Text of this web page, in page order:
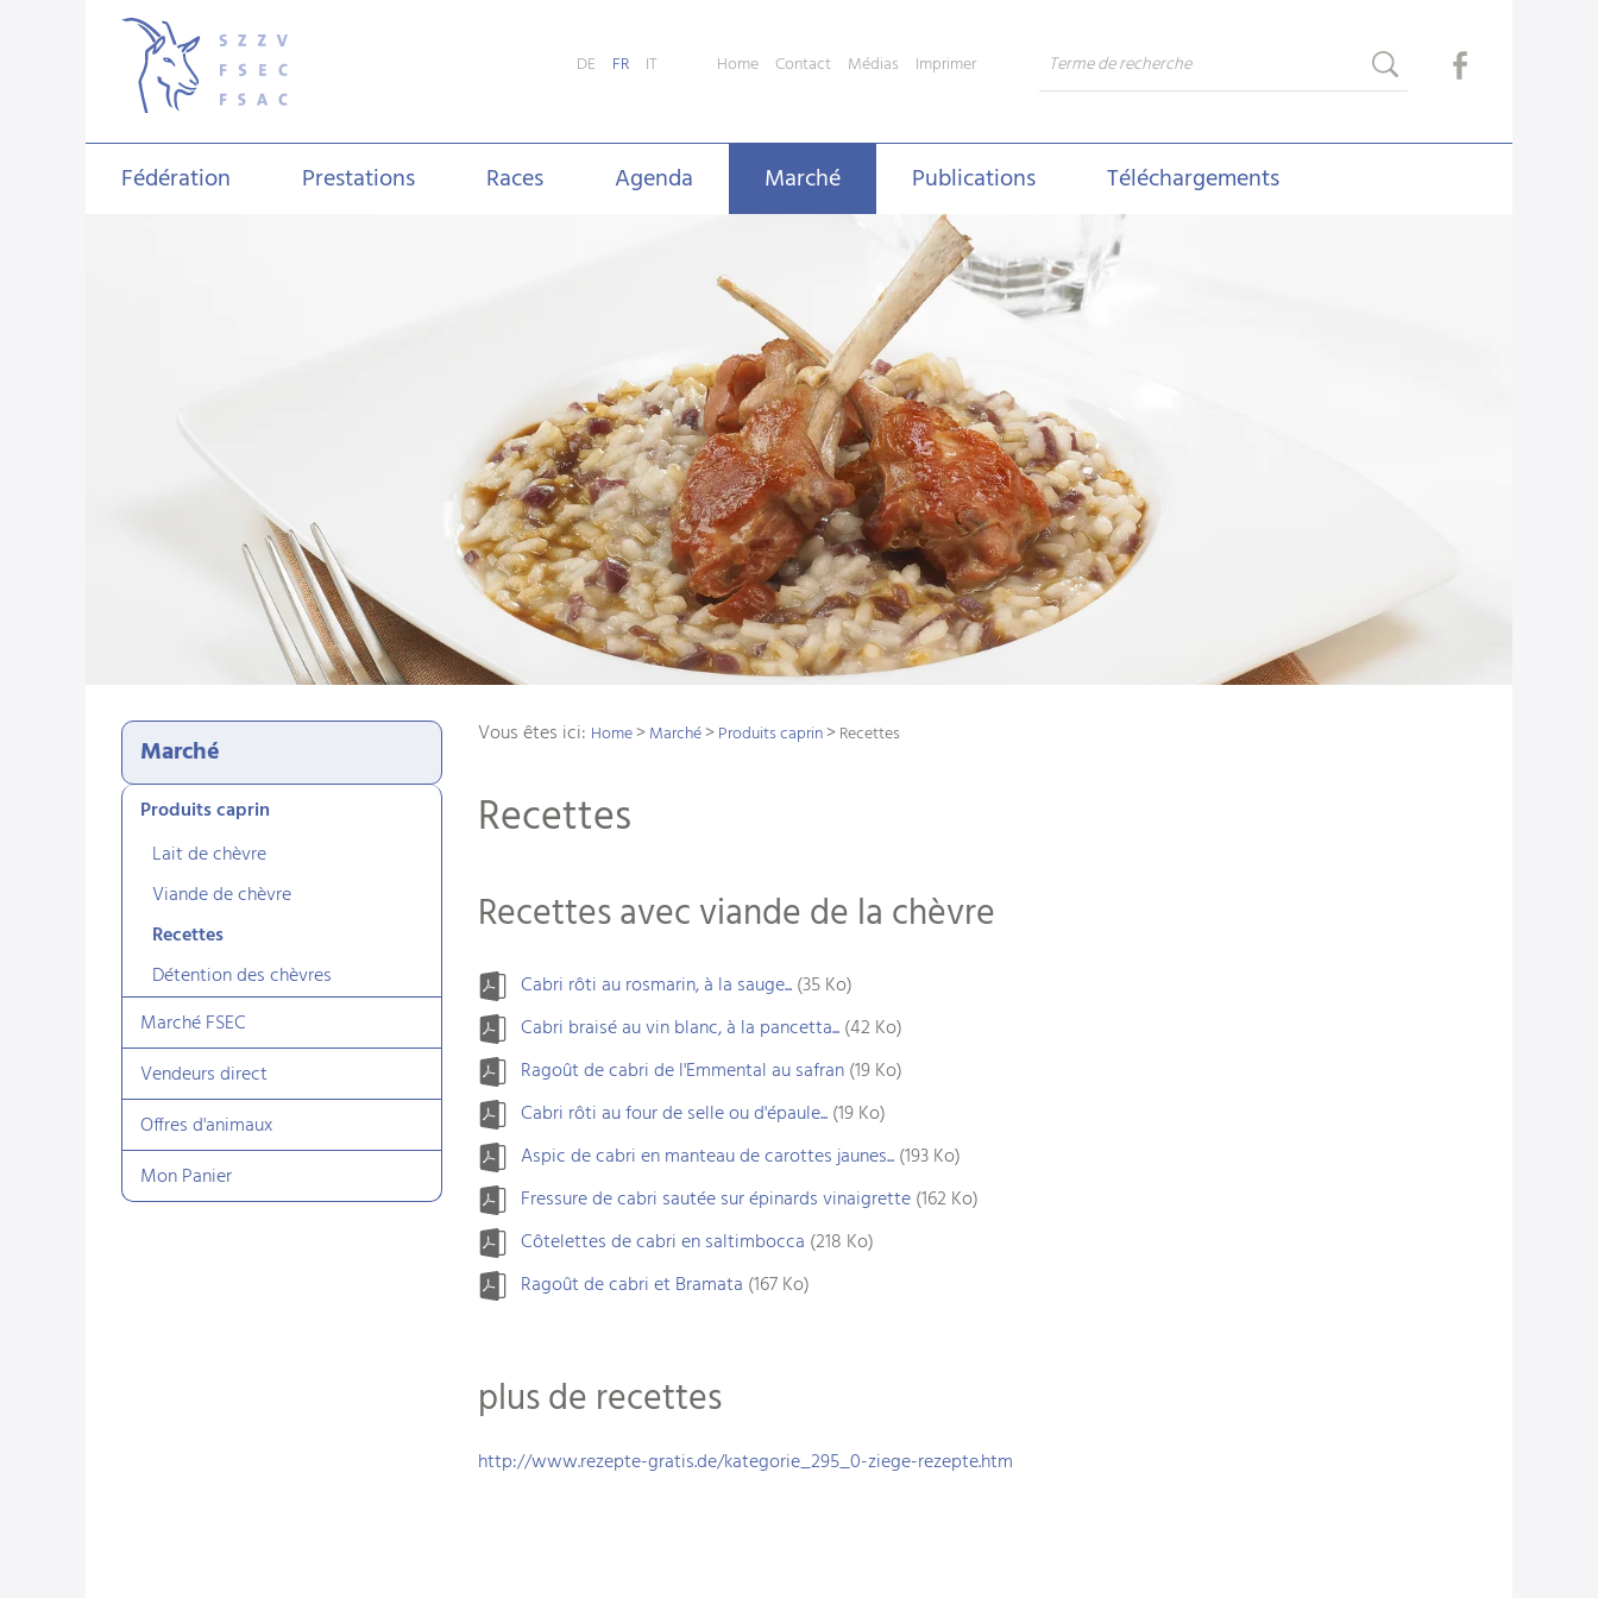
DE FR IT Home Contact Médias Imprimer
Fédération Prestations Races Agenda Marché Publications Téléchargements
Marché
Produits caprin
Lait de chèvre
Viande de chèvre
Recettes
Détention des chèvres
Marché FSEC
Vendeurs direct
Offres d'animaux
Mon Panier
Vous êtes ici: Home>Marché>Produits caprin>Recettes
Recettes
Recettes avec viande de la chèvre
Cabri rôti au rosmarin, à la sauge...(35 Ko)
Cabri braisé au vin blanc, à la pancetta...(42 Ko)
Ragoût de cabri de l'Emmental au safran(19 Ko)
Cabri rôti au four de selle ou d'épaule...(19 Ko)
Aspic de cabri en manteau de carottes jaunes...(193 Ko)
Fressure de cabri sautée sur épinards vinaigrette(162 Ko)
Côtelettes de cabri en saltimbocca (218 Ko)
Ragoût de cabri et Bramata (167 Ko)
plus de recettes
http://www.rezepte-gratis.de/kategorie_295_0-ziege-rezepte.htm